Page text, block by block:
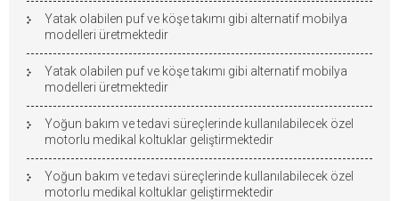
Yatak olabilen puf ve köşe takımı gibi alternatif mobilya
modelleri üretmektedir
Yatak olabilen puf ve köşe takımı gibi alternatif mobilya
modelleri üretmektedir
Yoğun bakım ve tedavi süreçlerinde kullanılabilecek özel
motorlu medikal koltuklar geliştirmektedir
Yoğun bakım ve tedavi süreçlerinde kullanılabilecek özel
motorlu medikal koltuklar geliştirmektedir